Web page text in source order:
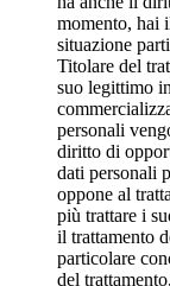
momento, hai
situazione
Titolare del
suo legittimo
personali
diritto di
dati personali
oppone al
più trattare i
il trattamento
particolare
del